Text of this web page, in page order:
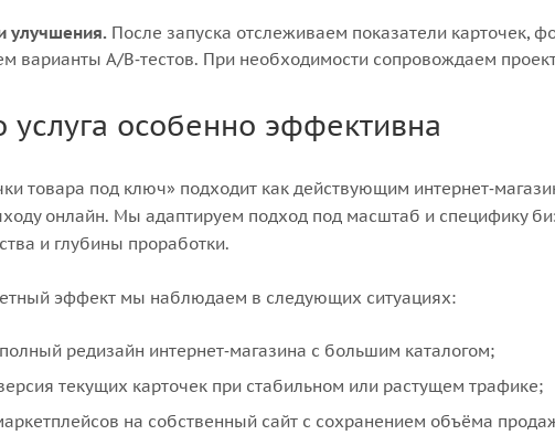
улучшения. После запуска отслеживаем показатели карточек,
варианты A/B‑тестов. При необходимости сопровождаем
услуга особенно эффективна
товара под ключ» подходит как действующим
онлайн. Мы адаптируем подход под масштаб и специфику
и глубины проработки.
эффект мы наблюдаем в следующих ситуациях:
редизайн интернет‑магазина с большим каталогом;
текущих карточек при стабильном или растущем трафике;
на собственный сайт с сохранением объёма